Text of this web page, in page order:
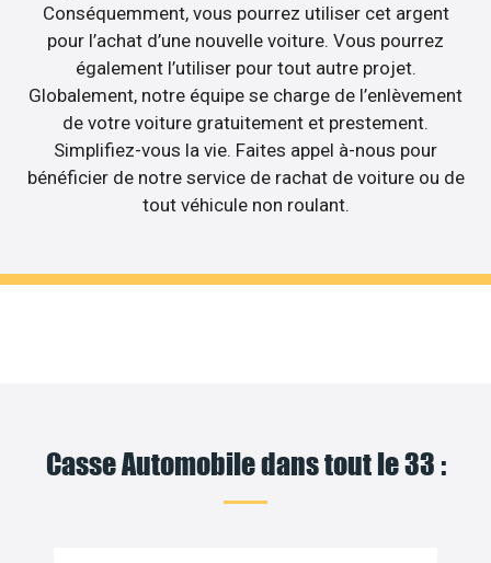
Conséquemment, vous pourrez utiliser cet argent
pour l’achat d’une nouvelle voiture. Vous pourrez
également l’utiliser pour tout autre projet.
Globalement, notre équipe se charge de l’enlèvement
de votre voiture gratuitement et prestement.
Simplifiez-vous la vie. Faites appel à-nous pour
bénéficier de notre service de rachat de voiture ou de
tout véhicule non roulant.
Casse Automobile dans tout le 33 :